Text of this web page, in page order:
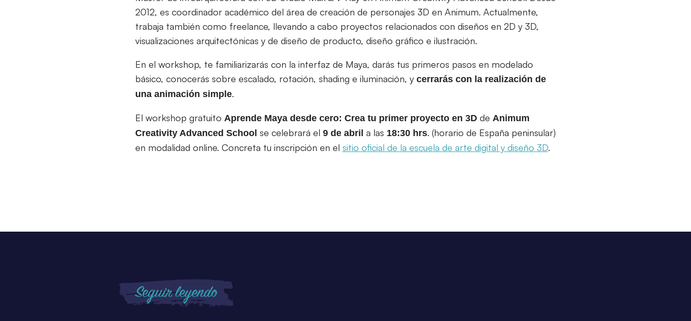
2012, es coordinador académico del área de creación de personajes 3D en Animum. Actualmente,
trabaja también como freelance, llevando a cabo proyectos relacionados con diseños en 2D y 3D,
visualizaciones arquitectónicas y de diseño de producto, diseño gráfico e ilustración.
En el workshop, te familiarizarás con la interfaz de Maya, darás tus primeros pasos en modelado
básico, conocerás sobre escalado, rotación, shading e iluminación, y cerrarás con la realización de
una animación simple.
El workshop gratuito Aprende Maya desde cero: Crea tu primer proyecto en 3D de Animum
Creativity Advanced School se celebrará el 9 de abril a las 18:30 hrs. (horario de España peninsular)
en modalidad online. Concreta tu inscripción en el sitio oficial de la escuela de arte digital y diseño 3D.
Seguir leyendo